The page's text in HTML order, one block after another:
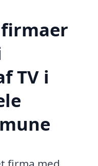
TV i